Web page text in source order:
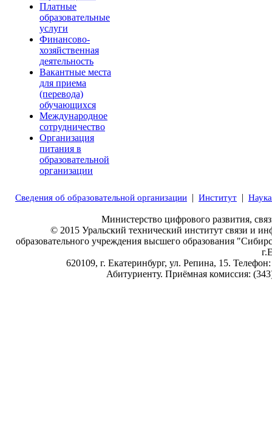
Платные
образовательные
услуги
Финансово-
хозяйственная
деятельность
Вакантные места
для приема
(перевода)
обучающихся
Международное
сотрудничество
Организация
питания в
образовательной
организации
Сведения об образовательной организации | Институт | Наука
Министерство цифрового развития,
© 2015 Уральский технический институт связи и
образовательного учреждения высшего образования
620109, г. Екатеринбург, ул. Репина, 15.
Абитуриенту. Приёмная комиссия: